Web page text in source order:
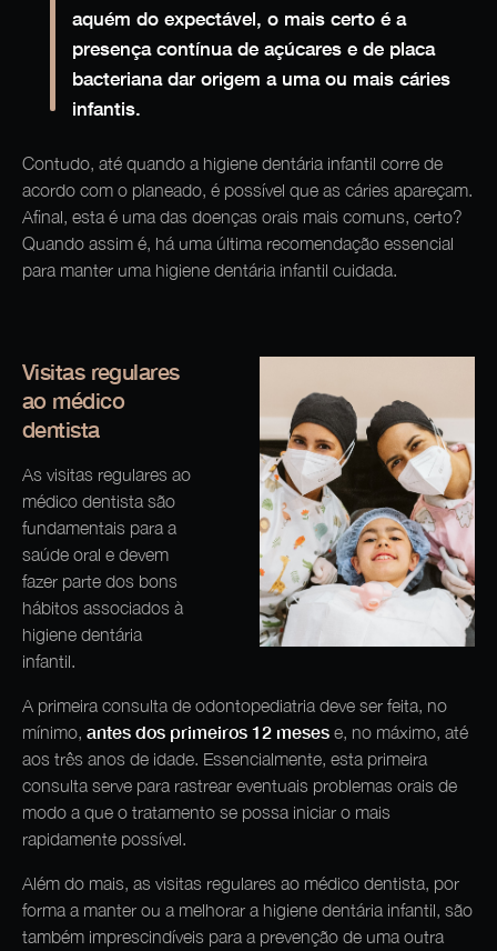
aquém do expectável, o mais certo é a
presença contínua de açúcares e de placa
bacteriana dar origem a uma ou mais cáries
infantis.
Contudo, até quando a higiene dentária infantil corre de
acordo com o planeado, é possível que as cáries apareçam.
Afinal, esta é uma das doenças orais mais comuns, certo?
Quando assim é, há uma última recomendação essencial
para manter uma higiene dentária infantil cuidada.
Visitas regulares
ao médico
dentista
As visitas regulares ao
médico dentista são
fundamentais para a
saúde oral e devem
fazer parte dos bons
hábitos associados à
higiene dentária
infantil.
A primeira consulta de odontopediatria deve ser feita, no
mínimo, antes dos primeiros 12 meses e, no máximo, até
aos três anos de idade. Essencialmente, esta primeira
consulta serve para rastrear eventuais problemas orais de
modo a que o tratamento se possa iniciar o mais
rapidamente possível.
Além do mais, as visitas regulares ao médico dentista, por
forma a manter ou a melhorar a higiene dentária infantil, são
também imprescindíveis para a prevenção de uma outra